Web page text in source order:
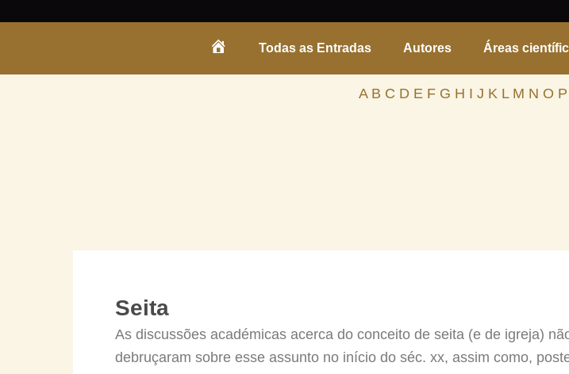
ENTRADATodas as Entradas Autores Áreas
A B C D E F G H I J K L M N O P
Seita
As discussões académicas acerca do conceito de seita (e de igreja)
debruçaram sobre esse assunto no início do séc. xx, assim como,